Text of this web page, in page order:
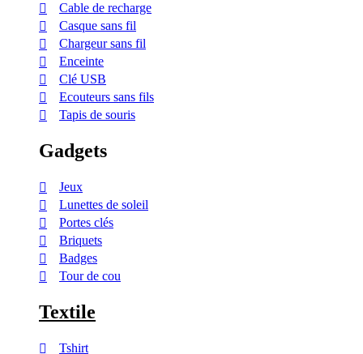
Cable de recharge
Casque sans fil
Chargeur sans fil
Enceinte
Clé USB
Ecouteurs sans fils
Tapis de souris
Gadgets
Jeux
Lunettes de soleil
Portes clés
Briquets
Badges
Tour de cou
Textile
Tshirt